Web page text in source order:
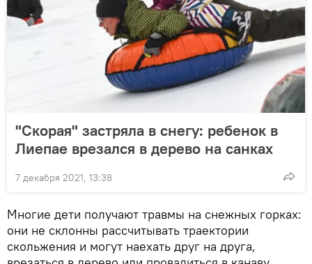
"Скорая" застряла в снегу: ребенок в
Лиепае врезался в дерево на санках
7 декабря 2021, 13:38
Многие дети получают травмы на снежных горках:
они не склонны рассчитывать траектории
скольжения и могут наехать друг на друга,